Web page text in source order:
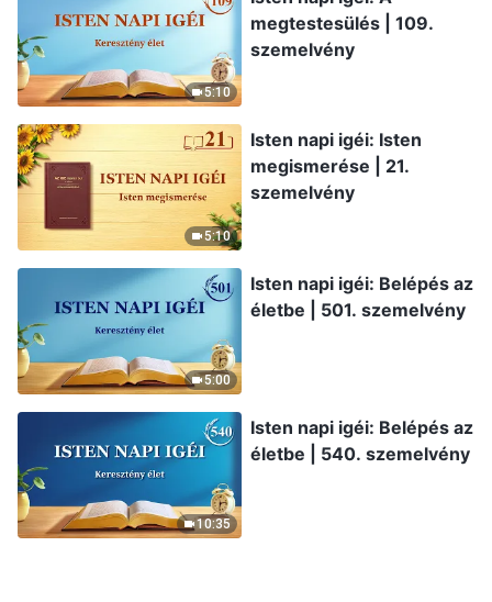
5:10
megtestesülés | 109.
szemelvény
5:10
Isten napi igéi: Isten
megismerése | 21.
szemelvény
5:00
Isten napi igéi: Belépés az
életbe | 501. szemelvény
10:35
Isten napi igéi: Belépés az
életbe | 540. szemelvény